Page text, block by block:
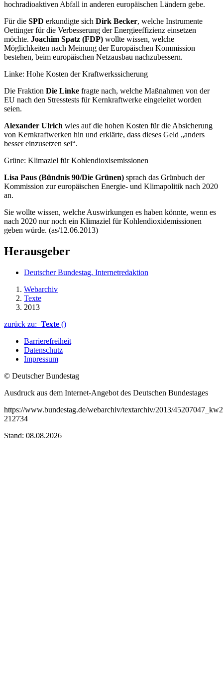
hochradioaktiven Abfall in anderen europäischen Ländern gebe.
Für die SPD erkundigte sich Dirk Becker, welche Instrumente
Oettinger für die Verbesserung der Energieeffizienz einsetzen
möchte. Joachim Spatz (FDP) wollte wissen, welche
Möglichkeiten nach Meinung der Europäischen Kommission
bestehen, beim europäischen Netzausbau nachzubessern.
Linke: Hohe Kosten der Kraftwerkssicherung
Die Fraktion Die Linke fragte nach, welche Maßnahmen von der
EU nach den Stresstests für Kernkraftwerke eingeleitet worden
seien.
Alexander Ulrich wies auf die hohen Kosten für die Absicherung
von Kernkraftwerken hin und erklärte, dass dieses Geld „anders
besser einzusetzen sei“.
Grüne: Klimaziel für Kohlendioxisemissionen
Lisa Paus (Bündnis 90/Die Grünen) sprach das Grünbuch der
Kommission zur europäischen Energie- und Klimapolitik nach 2020
an.
Sie wollte wissen, welche Auswirkungen es haben könnte, wenn es
nach 2020 nur noch ein Klimaziel für Kohlendioxidemissionen
geben würde. (as/12.06.2013)
Herausgeber
Deutscher Bundestag, Internetredaktion
Webarchiv
Texte
2013
zurück zu: Texte ()
Barrierefreiheit
Datenschutz
Impressum
© Deutscher Bundestag
Ausdruck aus dem Internet-Angebot des Deutschen Bundestages
https://www.bundestag.de/webarchiv/textarchiv/2013/
212734
Stand: 08.08.2026